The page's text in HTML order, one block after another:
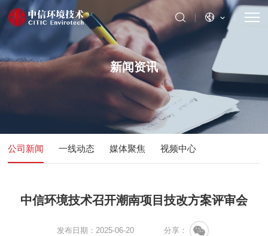
新闻资讯
公司新闻 一线动态 媒体聚焦 视频中心
中信环境技术召开潮南项目技改方案评审会
发布日期：2025-06-20 分享：